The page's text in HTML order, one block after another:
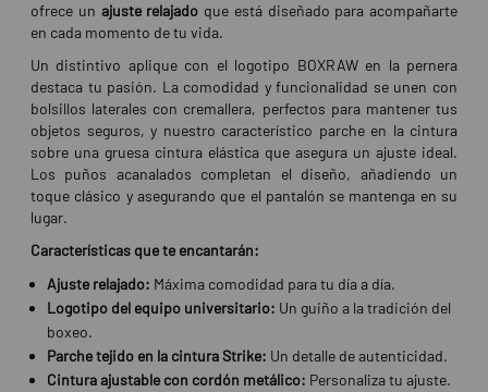
ofrece un ajuste relajado que está diseñado para acompañarte
en cada momento de tu vida.
Un distintivo aplique con el logotipo BOXRAW en la pernera
destaca tu pasión. La comodidad y funcionalidad se unen con
bolsillos laterales con cremallera, perfectos para mantener tus
objetos seguros, y nuestro característico parche en la cintura
sobre una gruesa cintura elástica que asegura un ajuste ideal.
Los puños acanalados completan el diseño, añadiendo un
toque clásico y asegurando que el pantalón se mantenga en su
lugar.
Características que te encantarán:
Ajuste relajado: Máxima comodidad para tu día a día.
Logotipo del equipo universitario: Un guiño a la tradición del
boxeo.
Parche tejido en la cintura Strike: Un detalle de autenticidad.
Cintura ajustable con cordón metálico: Personaliza tu ajuste.